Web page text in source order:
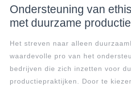
Ondersteuning van
met duurzame
Het streven naar alleen
waardevolle pro van het
bedrijven die zich inzetten voor
productiepraktijken. Door te